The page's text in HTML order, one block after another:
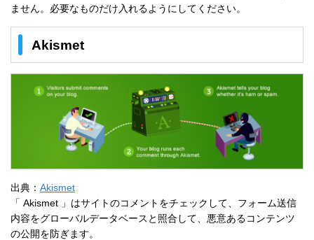
ません。必要なものだけ入れるようにしてください。
Akismet
出典： Akismet
「 Akismet 」はサイトのコメントをチェックして、フォーム送信
内容をグローバルデータベースと照合して、悪意あるコンテンツ
の公開を防ぎます。